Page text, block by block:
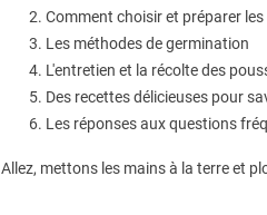
Comment choisir et préparer
Les méthodes de germination
L'entretien et la récolte des
Des recettes délicieuses pour
Les réponses aux questions
Allez, mettons les mains à la terre et